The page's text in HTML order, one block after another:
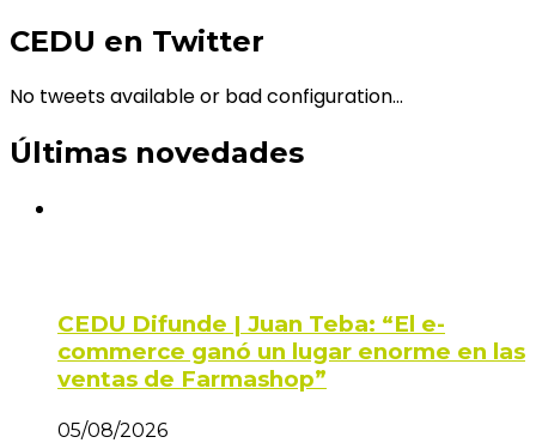
CEDU en Twitter
No tweets available or bad configuration...
Últimas novedades
CEDU Difunde | Juan Teba: “El e-
commerce ganó un lugar enorme en las
ventas de Farmashop”
05/08/2026